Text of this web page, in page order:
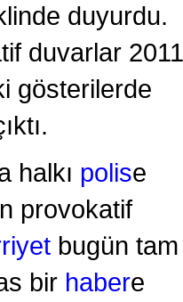
duyurdu.
duvarlar 2011
gösterilerde
halkı polise
provokatif
bugün tam
bir habere